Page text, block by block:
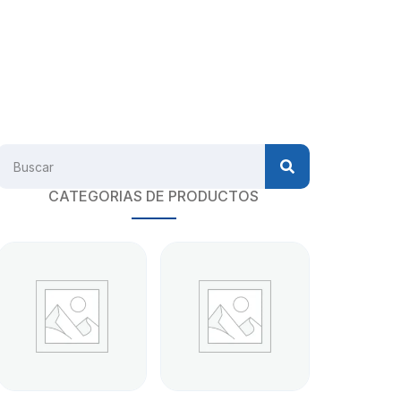
CATEGORIAS DE PRODUCTOS